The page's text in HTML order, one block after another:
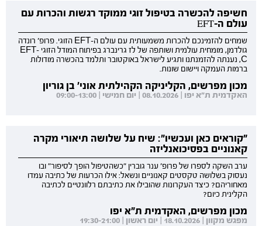
חשיפה להכשרה בטיפול זוגי ממוקד רגשות והכרות עם
עולם ה-EFT
שמחים להזמינכם להכרות משמעותית עם עולם ה-EFT הזוגי. פרופ' רונדה
גולדמן, מומחית עולמית ושותפה של לז גרינברג בפיתוח המודל הזוגי EFT-
C, נענתה להזמנתנו ותגיע לישראל באוקטובר ותלמד בהכשרה מודולות
ברמות העמקה ויישום שונות.
מכון מפרשים, הקליניקה הקהילתית אוני' בן גוריון
האקדמית ת"א יפו | 08.10.2026 | יום חמישי | 09:00-13:00
"קוראים כאן ועכשיו": שיח על שלושה תיאורי מקרה
קאנוניים בפסיכואנליזה
ערב השקה לספרו של פרופ' ענר גוברין "כשהטיפול הופך לסיפור" ובו
נעסוק בשלושה טקסטים קאנוניים ונשאל: אילו הכרעות של כתיבה עמדו
מאחוריהם? כיצד העקרונות שהובילו את כתיבתם רלוונטיים לכתיבה
הקלינית כיום?
מכון מפרשים, האקדמית ת"א יפו
מפגש מקוון | 18.10.2026 | יום ראשון | 19:30-21:00